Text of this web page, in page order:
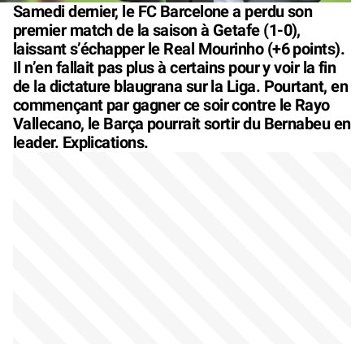
Samedi dernier, le FC Barcelone a perdu son
premier match de la saison à Getafe (1-0),
laissant s’échapper le Real Mourinho (+6 points).
Il n’en fallait pas plus à certains pour y voir la fin
de la dictature blaugrana sur la Liga. Pourtant, en
commençant par gagner ce soir contre le Rayo
Vallecano, le Barça pourrait sortir du Bernabeu en
leader. Explications.